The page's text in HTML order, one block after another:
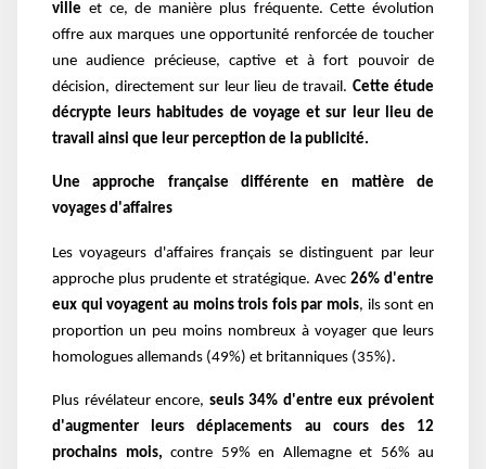
ville et ce, de manière plus fréquente. Cette évolution
offre aux marques une opportunité renforcée de toucher
une audience précieuse, captive et à fort pouvoir de
décision, directement sur leur lieu de travail. Cette étude
décrypte leurs habitudes de voyage et sur leur lieu de
travail ainsi que leur perception de la publicité.
Une approche française différente en matière de
voyages d'affaires
Les voyageurs d'affaires français se distinguent par leur
approche plus prudente et stratégique. Avec 26% d'entre
eux qui voyagent au moins trois fois par mois, ils sont en
proportion un peu moins nombreux à voyager que leurs
homologues allemands (49%) et britanniques (35%).
Plus révélateur encore, seuls 34% d'entre eux prévoient
d'augmenter leurs déplacements au cours des 12
prochains mois, contre 59% en Allemagne et 56% au